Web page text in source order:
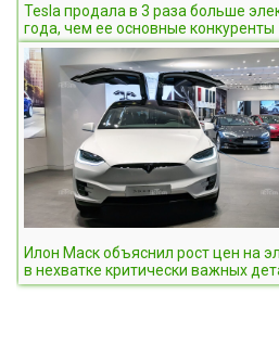
Tesla продала в 3 раза больше
года, чем ее основные конкуренты
Илон Маск объяснил рост цен на
в нехватке критически важных